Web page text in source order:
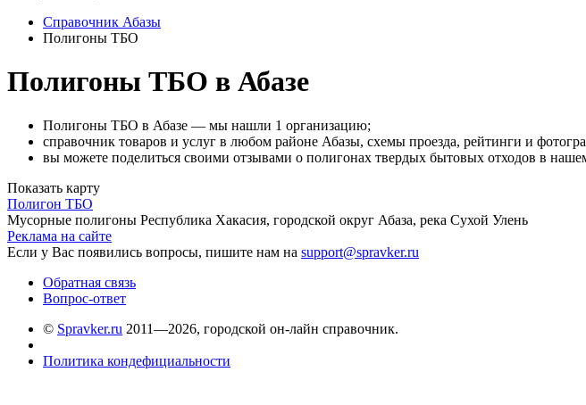
Справочник Абазы
Полигоны ТБО
Полигоны ТБО в Абазе
Полигоны ТБО в Абазе — мы нашли 1 организацию;
справочник товаров и услуг в любом районе Абазы, схемы проезда, рейтинги и
вы можете поделиться своими отзывами о полигонах твердых бытовых отходов в
Показать карту
Полигон ТБО
Мусорные полигоны Республика Хакасия, городской округ Абаза, река Сухой Улень
Реклама на сайте
Если у Вас появились вопросы, пишите нам на support@spravker.ru
Обратная связь
Вопрос-ответ
© Spravker.ru 2011—2026, городской он-лайн справочник.
Политика кондефициальности